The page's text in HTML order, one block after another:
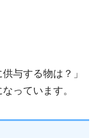
与する物は？」
っています。